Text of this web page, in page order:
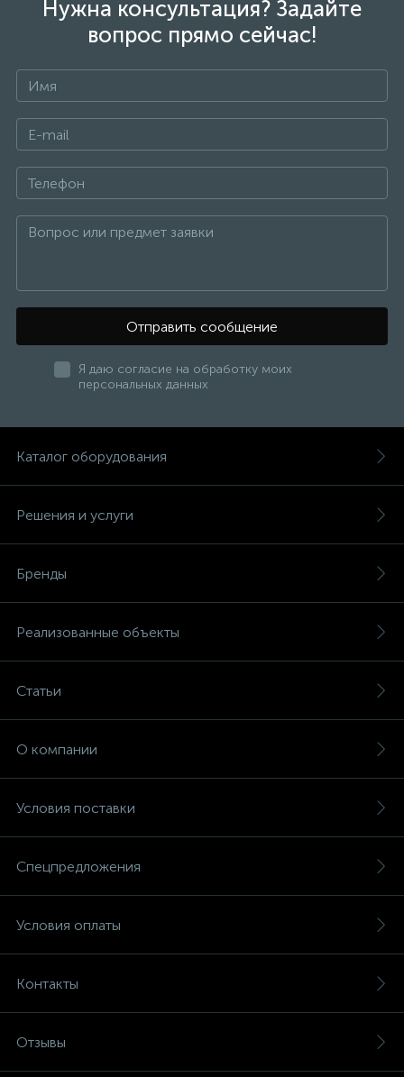
Нужна консультация? Задайте
вопрос прямо сейчас!
Отправить сообщение
Я даю согласие на обработку моих
персональных данных
Каталог оборудования
Решения и услуги
Бренды
Реализованные объекты
Статьи
О компании
Условия поставки
Спецпредложения
Условия оплаты
Контакты
Отзывы